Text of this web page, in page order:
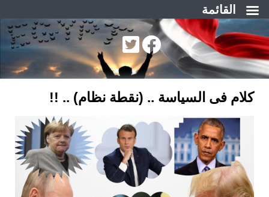
التجاوز
إلى
المحتوى
كلام فى السياسة .. (نقطة نظام) .. !!
القائمة